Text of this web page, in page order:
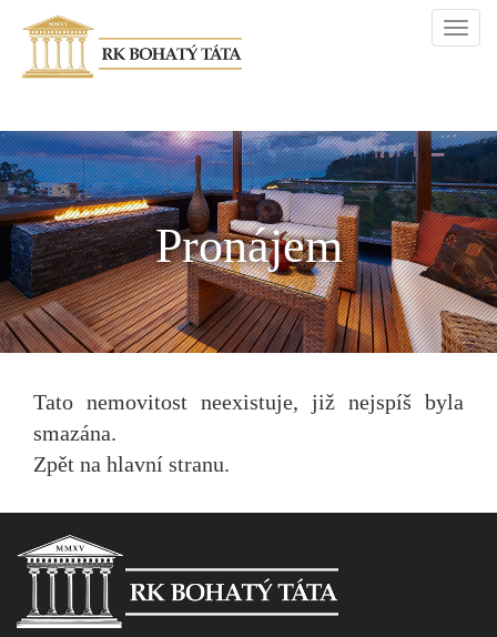
Pronájem
Tato nemovitost neexistuje, již nejspíš byla
smazána.
Zpět na hlavní stranu.